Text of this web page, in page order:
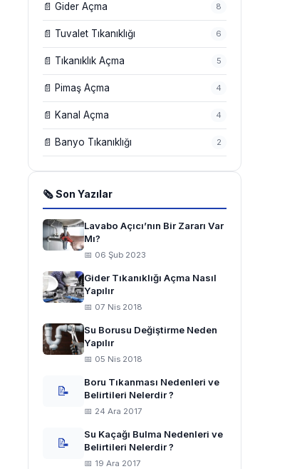
📄 Gider Açma 8
📄 Tuvalet Tıkanıklığı 6
📄 Tıkanıklık Açma 5
📄 Pimaş Açma 4
📄 Kanal Açma 4
📄 Banyo Tıkanıklığı 2
🗞 Son Yazılar
Lavabo Açıcı’nın Bir Zararı Var
Mı?
📅 06 Şub 2023
Gider Tıkanıklığı Açma Nasıl
Yapılır
📅 07 Nis 2018
Su Borusu Değiştirme Neden
Yapılır
📅 05 Nis 2018
📝
Boru Tıkanması Nedenleri ve
Belirtileri Nelerdir ?
📅 24 Ara 2017
📝
Su Kaçağı Bulma Nedenleri ve
Belirtileri Nelerdir ?
📅 19 Ara 2017